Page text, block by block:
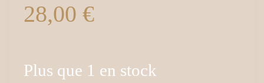
28,00 €
Plus que 1 en stock